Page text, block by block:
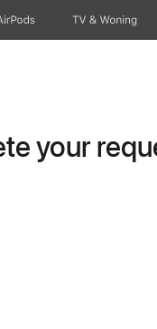
TV & Woning
your